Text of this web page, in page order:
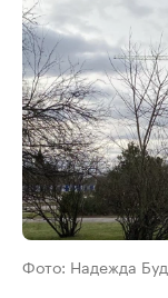
Фото: Надежда